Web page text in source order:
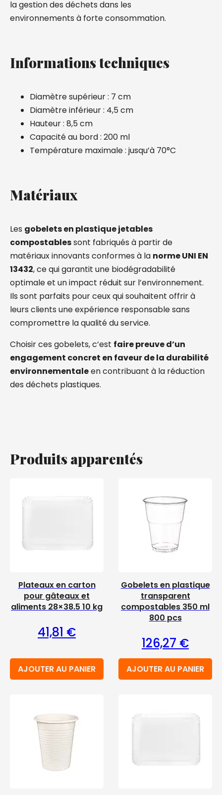
la gestion des déchets dans les
environnements à forte consommation.
Informations techniques
Diamètre supérieur : 7 cm
Diamètre inférieur : 4,5 cm
Hauteur : 8,5 cm
Capacité au bord : 200 ml
Température maximale : jusqu’à 70°C
Matériaux
Les gobelets en plastique jetables
compostablessont fabriqués à partir de
matériaux innovants conformes à la norme UNI EN
13432, ce qui garantit une biodégradabilité
optimale et un impact réduit sur l’environnement.
Ils sont parfaits pour ceux qui souhaitent offrir à
leurs clients une expérience responsable sans
compromettre la qualité du service.
Choisir ces gobelets, c’est faire preuve d’un
engagement concret en faveur de la durabilité
environnementaleen contribuant à la réduction
des déchets plastiques.
Produits apparentés
Plateaux en carton
pour gâteaux et
aliments 28×38.5 10 kg
41,81 €
AJOUTER AU PANIER
Gobelets en plastique
transparent
compostables 350 ml
800 pcs
126,27 €
AJOUTER AU PANIER